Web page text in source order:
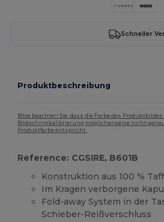
Schneller
Produktbeschreibung
Bitte beachten Sie, dass die Farbe des
Bildschirmkalibrierung möglicherweise nicht
Produktfarbe entspricht.
Reference: CGSIRE, B601B
Konstruktion aus 100 %
Im Kragen verborgene
Fold-away System in der
Schieber-Reißverschluss